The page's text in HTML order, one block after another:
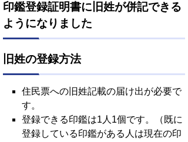
印鑑登録証明書に旧姓が併記できる
ようになりました
旧姓の登録方法
住民票への旧姓記載の届け出が必要で
す。
登録できる印鑑は1人1個です。（既に
登録している印鑑がある人は現在の印